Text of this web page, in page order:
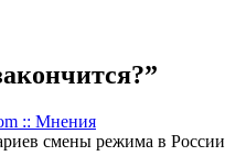
:: Мнения
смены режима в